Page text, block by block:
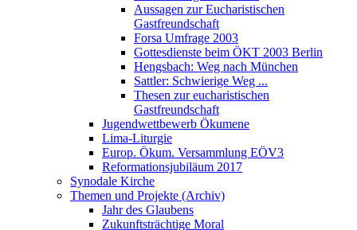
Aussagen zur Eucharistischen
Gastfreundschaft
Forsa Umfrage 2003
Gottesdienste beim ÖKT 2003 Berlin
Hengsbach: Weg nach München
Sattler: Schwierige Weg ...
Thesen zur eucharistischen
Gastfreundschaft
Jugendwettbewerb Ökumene
Lima-Liturgie
Europ. Ökum. Versammlung EÖV3
Reformationsjubiläum 2017
Synodale Kirche
Themen und Projekte (Archiv)
Jahr des Glaubens
Zukunftsträchtige Moral